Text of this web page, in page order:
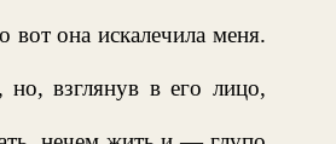
она искалечила меня.
взглянув в его лицо,